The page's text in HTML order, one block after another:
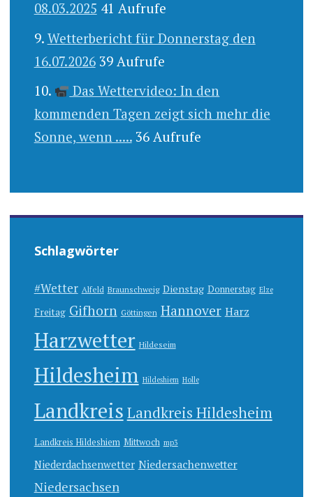
08.03.2025 41 Aufrufe
Wetterbericht für Donnerstag den
16.07.2026 39 Aufrufe
Das Wettervideo: In den
kommenden Tagen zeigt sich mehr die
Sonne, wenn ..... 36 Aufrufe
Schlagwörter
#Wetter Alfeld Braunschweig Dienstag Donnerstag Elze
Freitag Gifhorn Göttingen Hannover Harz
Harzwetter Hildeseim
Hildesheim Hildeshiem Holle
Landkreis Landkreis Hildesheim
Landkreis Hildeshiem Mittwoch mp3
Niederdachsenwetter Niedersachenwetter
Niedersachsen